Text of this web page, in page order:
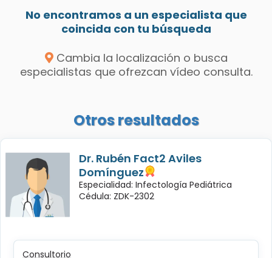
No encontramos a un especialista que
coincida con tu búsqueda
Cambia la localización o busca
especialistas que ofrezcan vídeo consulta.
Otros resultados
Dr. Rubén Fact2 Aviles
Domínguez
Especialidad: Infectología Pediátrica
Cédula: ZDK-2302
Consultorio